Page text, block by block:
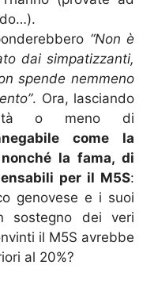
“Non è
dai simpatizzanti,
spende nemmeno
. Ora, lasciando
o meno di
come la
la fama, di
per il M5S:
genovese e i suoi
sostegno dei veri
il M5S avrebbe
al 20%?